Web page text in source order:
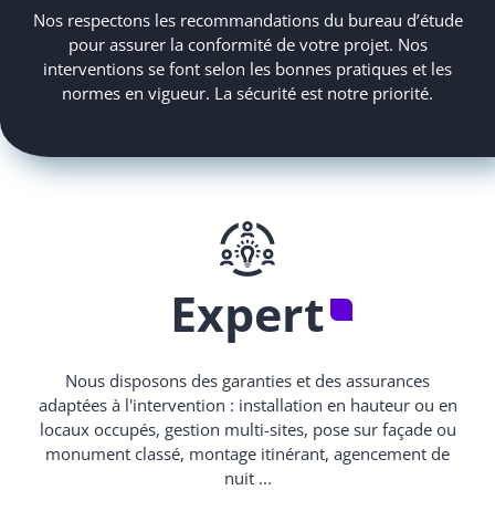
Nos respectons les recommandations du bureau d’étude
pour assurer la conformité de votre projet. Nos
interventions se font selon les bonnes pratiques et les
normes en vigueur. La sécurité est notre priorité.
Expert
Nous disposons des garanties et des assurances
adaptées à l'intervention : installation en hauteur ou en
locaux occupés, gestion multi-sites, pose sur façade ou
monument classé, montage itinérant, agencement de
nuit ...